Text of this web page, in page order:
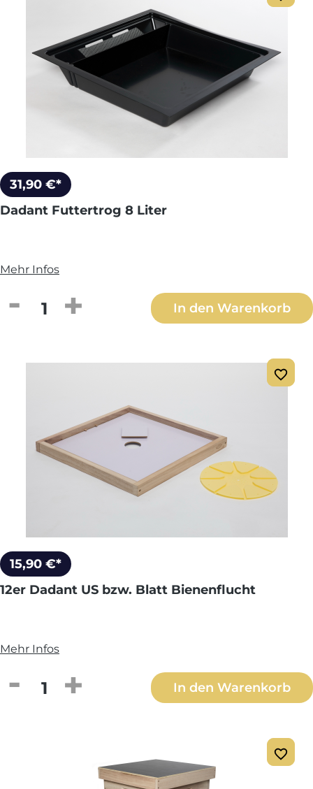
31,90 €*
Dadant Futtertrog 8 Liter
Mehr Infos
Produkt Anzahl: Gib den gewünschten
In den Warenkorb
15,90 €*
12er Dadant US bzw. Blatt Bienenflucht
Mehr Infos
Produkt Anzahl: Gib den gewünschten
In den Warenkorb